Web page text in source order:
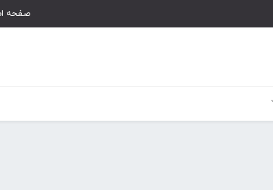
صفحه